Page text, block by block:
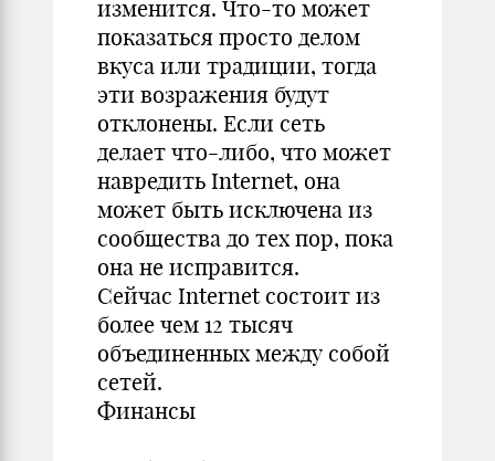
изменится. Что-то может
показаться просто делом
вкуса или традиции, тогда
эти возражения будут
отклонены. Если сеть
делает что-либо, что может
навредить Internet, она
может быть исключена из
сообщества до тех пор, пока
она не исправится.
Сейчас Internet состоит из
более чем 12 тысяч
объединенных между собой
сетей.
Финансы